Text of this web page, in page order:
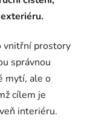
vnitřní prostory
správnou
mytí, ale o
cílem je
interiéru.